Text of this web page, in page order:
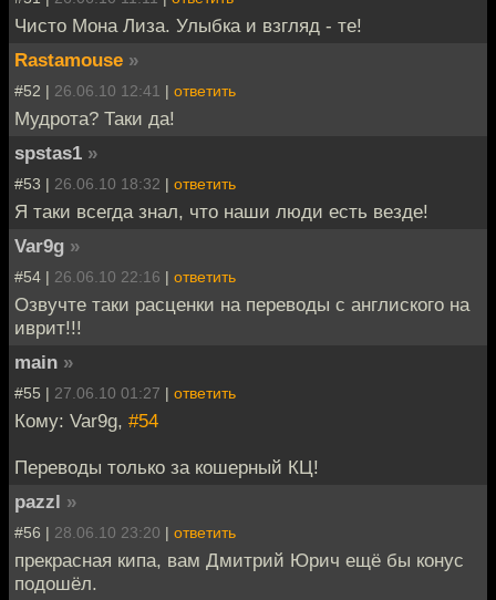
Чисто Мона Лиза. Улыбка и взгляд - те!
Rastamouse »
#52 | 26.06.10 12:41 | ответить
Мудрота? Таки да!
spstas1 »
#53 | 26.06.10 18:32 | ответить
Я таки всегда знал, что наши люди есть везде!
Var9g »
#54 | 26.06.10 22:16 | ответить
Озвучте таки расценки на переводы с англиского на
иврит!!!
main »
#55 | 27.06.10 01:27 | ответить
Кому: Var9g, #54
Переводы только за кошерный КЦ!
pazzl »
#56 | 28.06.10 23:20 | ответить
прекрасная кипа, вам Дмитрий Юрич ещё бы конус
подошёл.